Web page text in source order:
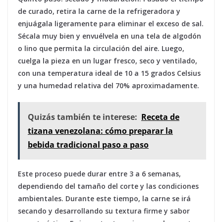
de curado, retira la carne de la refrigeradora y
enjuágala ligeramente para eliminar el exceso de sal.
Sécala muy bien y envuélvela en una tela de algodón
o lino que permita la circulación del aire. Luego,
cuelga la pieza en un lugar fresco, seco y ventilado,
con una temperatura ideal de 10 a 15 grados Celsius
y una humedad relativa del 70% aproximadamente.
Quizás también te interese: Receta de
tizana venezolana: cómo preparar la
bebida tradicional paso a paso
Este proceso puede durar entre 3 a 6 semanas,
dependiendo del tamaño del corte y las condiciones
ambientales. Durante este tiempo, la carne se irá
secando y desarrollando su textura firme y sabor